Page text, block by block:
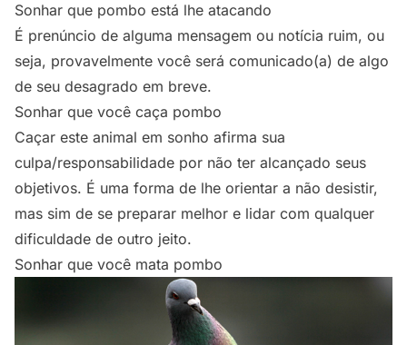
Sonhar que pombo está lhe atacando
É prenúncio de alguma mensagem ou notícia ruim, ou
seja, provavelmente você será comunicado(a) de algo
de seu desagrado em breve.
Sonhar que você caça pombo
Caçar este animal em sonho afirma sua
culpa/responsabilidade por não ter alcançado seus
objetivos. É uma forma de lhe orientar a não desistir,
mas sim de se preparar melhor e lidar com qualquer
dificuldade de outro jeito.
Sonhar que você mata pombo